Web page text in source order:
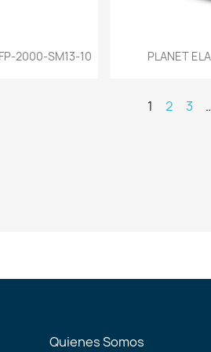
rápida
2000-SM13-10 Vista
PLANET
1 2 3
Quienes Somos